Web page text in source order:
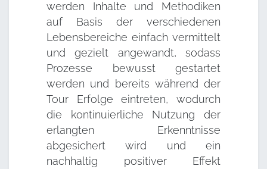
werden Inhalte und Methodiken
auf Basis der verschiedenen
Lebensbereiche einfach vermittelt
und gezielt angewandt, sodass
Prozesse bewusst gestartet
werden und bereits während der
Tour Erfolge eintreten, wodurch
die kontinuierliche Nutzung der
erlangten Erkenntnisse
abgesichert wird und ein
nachhaltig positiver Effekt